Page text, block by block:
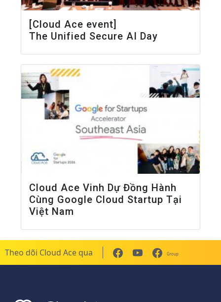
[Cloud Ace event]
The Unified Secure AI Day
Cloud Ace Vinh Dự Đồng Hành
Cùng Google Cloud Startup Tại
Việt Nam
Theo dõi Cloud Ace qua Group